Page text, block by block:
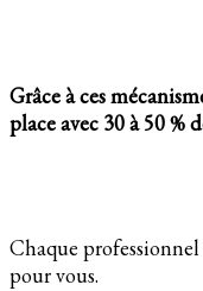
Grâce à ces
place avec 30 à 50 %
Chaque
pour vous.